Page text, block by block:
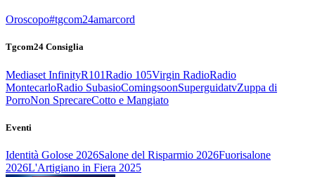
Oroscopo#tgcom24amarcord
Tgcom24 Consiglia
Mediaset InfinityR101Radio 105Virgin RadioRadio
MontecarloRadio SubasioComingsoonSuperguidatvZuppa di
PorroNon SprecareCotto e Mangiato
Eventi
Identità Golose 2026Salone del Risparmio 2026Fuorisalone
2026L'Artigiano in Fiera 2025